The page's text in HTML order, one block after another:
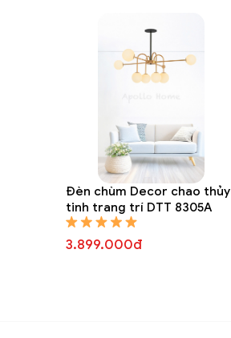
Đèn chùm Decor chao thủy
tinh trang trí DTT 8305A
3.899.000đ